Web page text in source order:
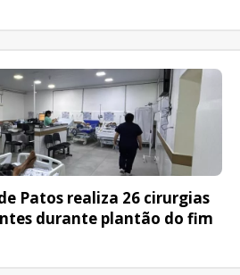
Patos realiza 26 cirurgias
durante plantão do fim